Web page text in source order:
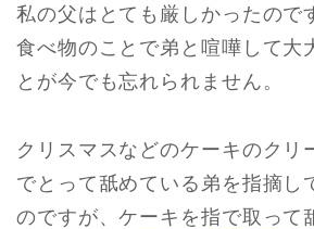
私の父はとても厳しかったので
食べ物のことで弟と喧嘩して大
とが今でも忘れられません。
クリスマスなどのケーキのクリ
でとって舐めている弟を指摘し
のですが、ケーキを指で取って